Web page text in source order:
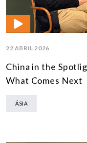
22 ABRIL 2026
China in the
What Comes Next
ÁSIA